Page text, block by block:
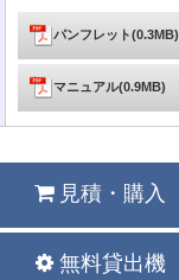
パンフレット(0.3MB)
マニュアル(0.9MB)
見積・購入
無料貸出機